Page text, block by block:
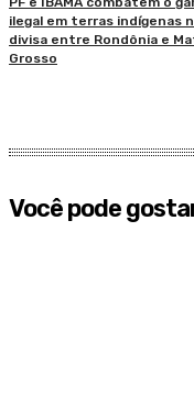
ilegal em terras indígenas
divisa entre Rondônia e
Grosso
Você pode